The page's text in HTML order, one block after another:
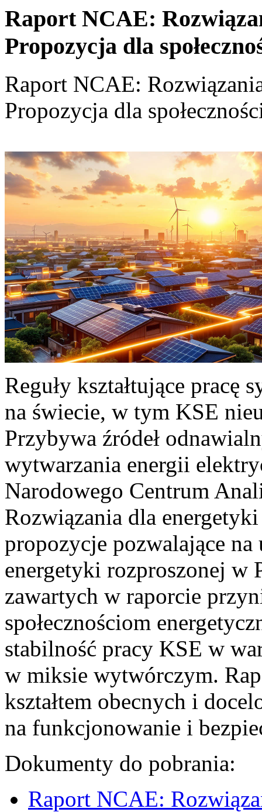
Raport NCAE:
Propozycja dla
Raport NCAE:
Propozycja dla
Reguły kształtujące pracę
na świecie, w tym KSE
Przybywa źródeł
wytwarzania energii
Narodowego Centrum
Rozwiązania dla
propozycje pozwalające
energetyki rozproszonej w
zawartych w raporcie
społecznościom
stabilność pracy KSE w
w miksie wytwórczym.
kształtem obecnych i
na funkcjonowanie i
Dokumenty do pobrania:
Raport NCAE: